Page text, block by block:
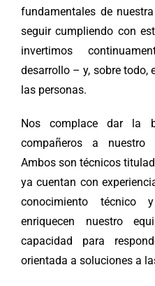
fundamentales de
seguir cumpliendo con
invertimos
desarrollo – y, sobre todo,
las personas.
Nos complace dar la
compañeros a nuestro
Ambos son técnicos
ya cuentan con
conocimiento técnico
enriquecen nuestro
capacidad para
orientada a soluciones a